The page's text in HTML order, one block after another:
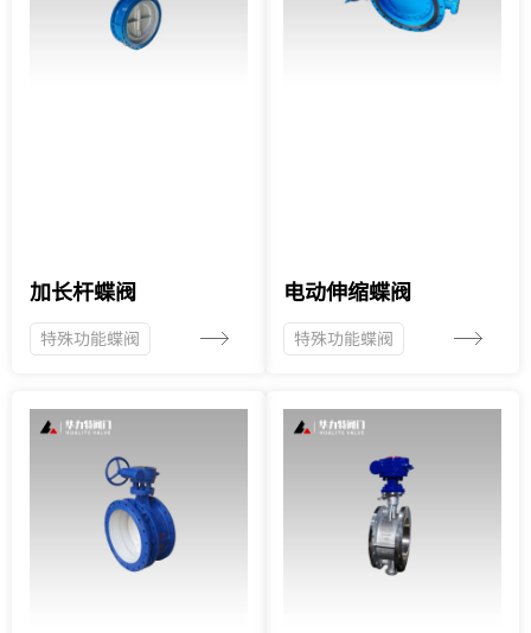
加长杆蝶阀
特殊功能蝶阀
电动伸缩蝶阀
特殊功能蝶阀